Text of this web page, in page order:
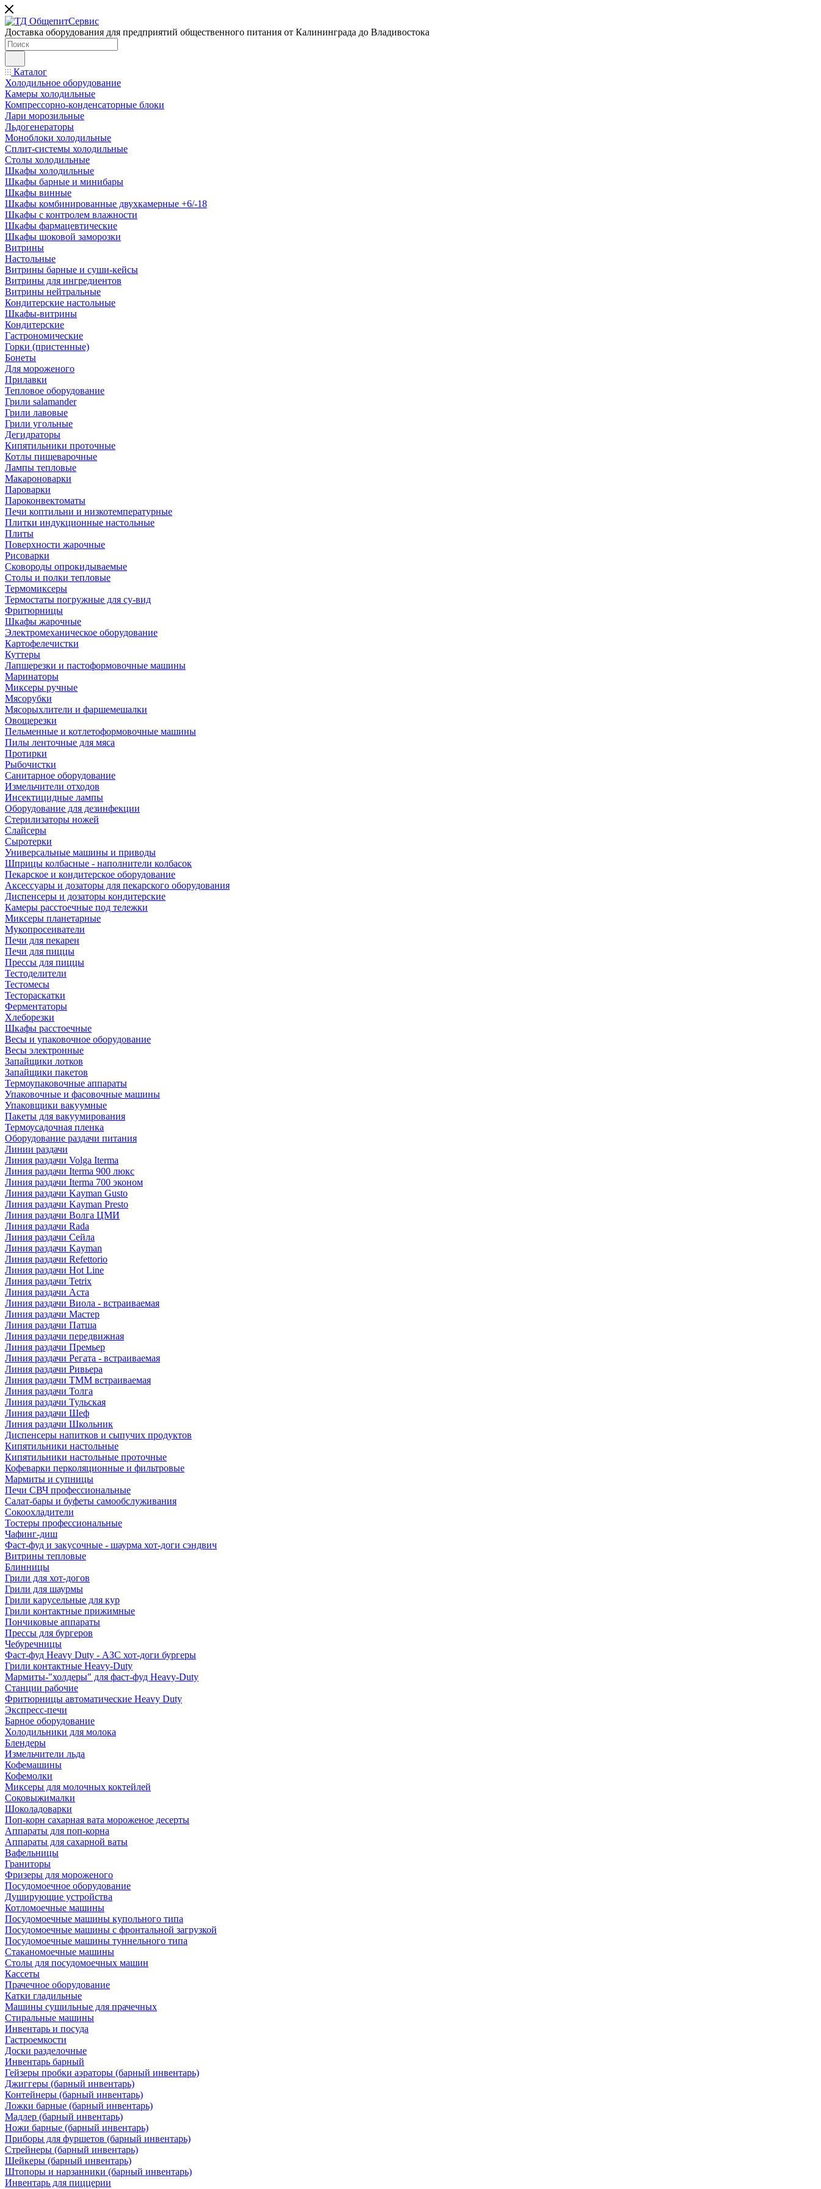
Доставка оборудования для предприятий общественного питания от Калининграда до Владивостока
Каталог
Холодильное оборудование
Камеры холодильные
Компрессорно-конденсаторные блоки
Лари морозильные
Льдогенераторы
Моноблоки холодильные
Сплит-системы холодильные
Столы холодильные
Шкафы холодильные
Шкафы барные и минибары
Шкафы винные
Шкафы комбинированные двухкамерные +6/-18
Шкафы с контролем влажности
Шкафы фармацевтические
Шкафы шоковой заморозки
Витрины
Настольные
Витрины барные и суши-кейсы
Витрины для ингредиентов
Витрины нейтральные
Кондитерские настольные
Шкафы-витрины
Кондитерские
Гастрономические
Горки (пристенные)
Бонеты
Для мороженого
Прилавки
Тепловое оборудование
Грили salamander
Грили лавовые
Грили угольные
Дегидраторы
Кипятильники проточные
Котлы пищеварочные
Лампы тепловые
Макароноварки
Пароварки
Пароконвектоматы
Печи коптильни и низкотемпературные
Плитки индукционные настольные
Плиты
Поверхности жарочные
Рисоварки
Сковороды опрокидываемые
Столы и полки тепловые
Термомиксеры
Термостаты погружные для су-вид
Фритюрницы
Шкафы жарочные
Электромеханическое оборудование
Картофелечистки
Куттеры
Лапшерезки и пастоформовочные машины
Маринаторы
Миксеры ручные
Мясорубки
Мясорыхлители и фаршемешалки
Овощерезки
Пельменные и котлетоформовочные машины
Пилы ленточные для мяса
Протирки
Рыбочистки
Санитарное оборудование
Измельчители отходов
Инсектицидные лампы
Оборудование для дезинфекции
Стерилизаторы ножей
Слайсеры
Сыротерки
Универсальные машины и приводы
Шприцы колбасные - наполнители колбасок
Пекарское и кондитерское оборудование
Аксессуары и дозаторы для пекарского оборудования
Диспенсеры и дозаторы кондитерские
Камеры расстоечные под тележки
Миксеры планетарные
Мукопросеиватели
Печи для пекарен
Печи для пиццы
Прессы для пиццы
Тестоделители
Тестомесы
Тестораскатки
Ферментаторы
Хлеборезки
Шкафы расстоечные
Весы и упаковочное оборудование
Весы электронные
Запайщики лотков
Запайщики пакетов
Термоупаковочные аппараты
Упаковочные и фасовочные машины
Упаковщики вакуумные
Пакеты для вакуумирования
Термоусадочная пленка
Оборудование раздачи питания
Линии раздачи
Линия раздачи Volga Iterma
Линия раздачи Iterma 900 люкс
Линия раздачи Iterma 700 эконом
Линия раздачи Kayman Gusto
Линия раздачи Kayman Presto
Линия раздачи Волга ЦМИ
Линия раздачи Rada
Линия раздачи Сейла
Линия раздачи Kayman
Линия раздачи Refettorio
Линия раздачи Hot Line
Линия раздачи Tetrix
Линия раздачи Аста
Линия раздачи Виола - встраиваемая
Линия раздачи Мастер
Линия раздачи Патша
Линия раздачи передвижная
Линия раздачи Премьер
Линия раздачи Регата - встраиваемая
Линия раздачи Ривьера
Линия раздачи ТММ встраиваемая
Линия раздачи Толга
Линия раздачи Тульская
Линия раздачи Шеф
Линия раздачи Школьник
Диспенсеры напитков и сыпучих продуктов
Кипятильники настольные
Кипятильники настольные проточные
Кофеварки перколяционные и фильтровые
Мармиты и супницы
Печи СВЧ профессиональные
Салат-бары и буфеты самообслуживания
Сокоохладители
Тостеры профессиональные
Чафинг-диш
Фаст-фуд и закусочные - шаурма хот-доги сэндвич
Витрины тепловые
Блинницы
Грили для хот-догов
Грили для шаурмы
Грили карусельные для кур
Грили контактные прижимные
Пончиковые аппараты
Прессы для бургеров
Чебуречницы
Фаст-фуд Heavy Duty - АЗС хот-доги бургеры
Грили контактные Heavy-Duty
Мармиты-"холдеры" для фаст-фуд Heavy-Duty
Станции рабочие
Фритюрницы автоматические Heavy Duty
Экспресс-печи
Барное оборудование
Холодильники для молока
Блендеры
Измельчители льда
Кофемашины
Кофемолки
Миксеры для молочных коктейлей
Соковыжималки
Шоколадоварки
Поп-корн сахарная вата мороженое десерты
Аппараты для поп-корна
Аппараты для сахарной ваты
Вафельницы
Граниторы
Фризеры для мороженого
Посудомоечное оборудование
Душирующие устройства
Котломоечные машины
Посудомоечные машины купольного типа
Посудомоечные машины с фронтальной загрузкой
Посудомоечные машины туннельного типа
Стаканомоечные машины
Столы для посудомоечных машин
Кассеты
Прачечное оборудование
Катки гладильные
Машины сушильные для прачечных
Стиральные машины
Инвентарь и посуда
Гастроемкости
Доски разделочные
Инвентарь барный
Гейзеры пробки аэраторы (барный инвентарь)
Джиггеры (барный инвентарь)
Контейнеры (барный инвентарь)
Ложки барные (барный инвентарь)
Мадлер (барный инвентарь)
Ножи барные (барный инвентарь)
Приборы для фуршетов (барный инвентарь)
Стрейнеры (барный инвентарь)
Шейкеры (барный инвентарь)
Штопоры и нарзанники (барный инвентарь)
Инвентарь для пиццерии